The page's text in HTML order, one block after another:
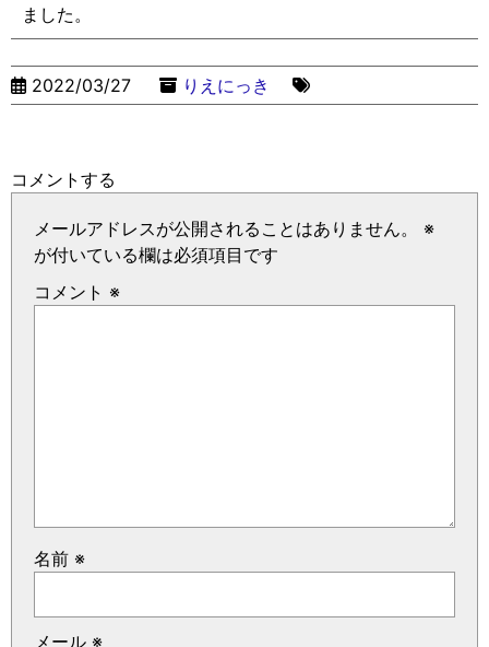
ました。
2022/03/27 りえにっき
コメントする
メールアドレスが公開されることはありません。
※
が付いている欄は必須項目です
コメント ※
名前 ※
メール ※